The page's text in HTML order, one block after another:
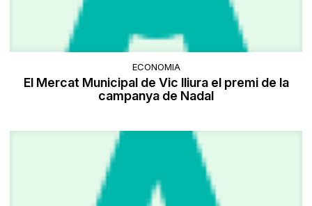
ECONOMIA
El Mercat Municipal de Vic lliura el premi de la
campanya de Nadal